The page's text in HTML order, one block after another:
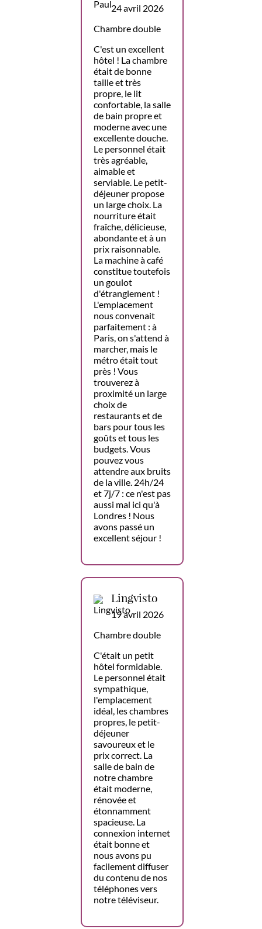
24 avril 2026
Chambre double
C'est un excellent
hôtel ! La chambre
était de bonne
taille et très
propre, le lit
confortable, la salle
de bain propre et
moderne avec une
excellente douche.
Le personnel était
très agréable,
aimable et
serviable. Le petit-
déjeuner propose
un large choix. La
nourriture était
fraîche, délicieuse,
abondante et à un
prix raisonnable.
La machine à café
constitue toutefois
un goulot
d'étranglement !
L'emplacement
nous convenait
parfaitement : à
Paris, on s'attend à
marcher, mais le
métro était tout
près ! Vous
trouverez à
proximité un large
choix de
restaurants et de
bars pour tous les
goûts et tous les
budgets. Vous
pouvez vous
attendre aux bruits
de la ville. 24h/24
et 7j/7 : ce n'est pas
aussi mal ici qu'à
Londres ! Nous
avons passé un
excellent séjour !
Lingvisto
19 avril 2026
Chambre double
C'était un petit
hôtel formidable.
Le personnel était
sympathique,
l'emplacement
idéal, les chambres
propres, le petit-
déjeuner
savoureux et le
prix correct. La
salle de bain de
notre chambre
était moderne,
rénovée et
étonnamment
spacieuse. La
connexion internet
était bonne et
nous avons pu
facilement diffuser
du contenu de nos
téléphones vers
notre téléviseur.